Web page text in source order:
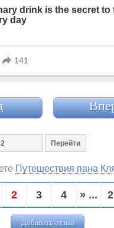
Путешествия пана
2 3 4 » ...
Добавить отзыв